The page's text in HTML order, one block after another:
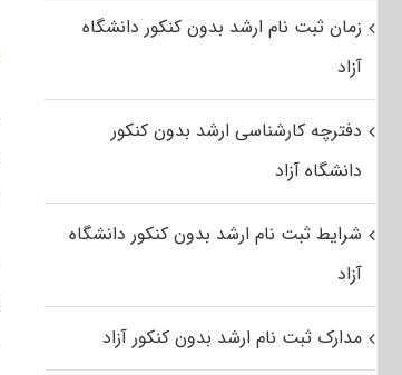
زمان ثبت نام ارشد بدون کنکور دانشگاه
آزاد
دفترچه کارشناسی ارشد بدون کنکور
دانشگاه آزاد
شرایط ثبت نام ارشد بدون کنکور دانشگاه
آزاد
مدارک ثبت نام ارشد بدون کنکور آزاد